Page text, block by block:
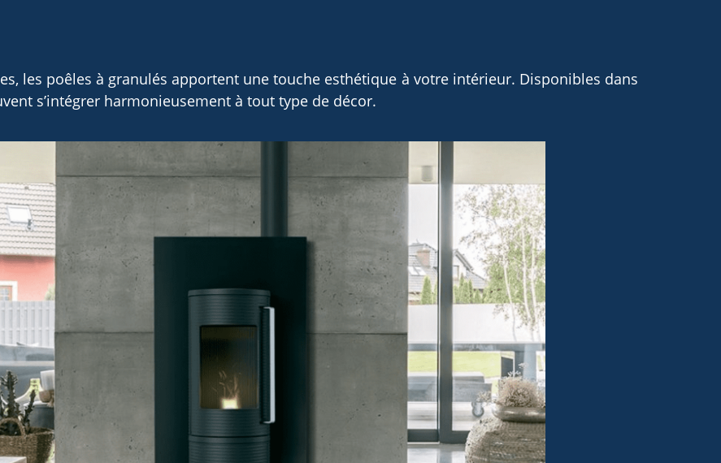
les poêles à granulés apportent une touche esthétique à votre intérieur. Disponibles dans
s’intégrer harmonieusement à tout type de décor.